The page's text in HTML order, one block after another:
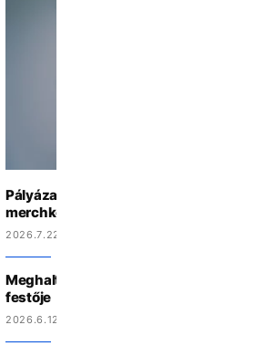
Pályázati felhívás: tervezd meg a
merchkollekciónkra!
2026.7.22 17:32
Meghalt David Hockney, korunk egyik
festője
2026.6.12 13:03